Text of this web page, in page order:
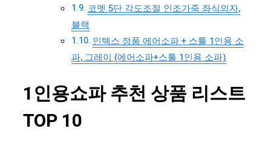
코멧 5단 각도조절 인조가죽 좌식의자,
블랙
인텍스 정품 에어소파 + 스툴 1인용 소
파, 그레이 (에어소파+스툴 1인용 소파)
1인용쇼파 추천 상품 리스트
TOP 10